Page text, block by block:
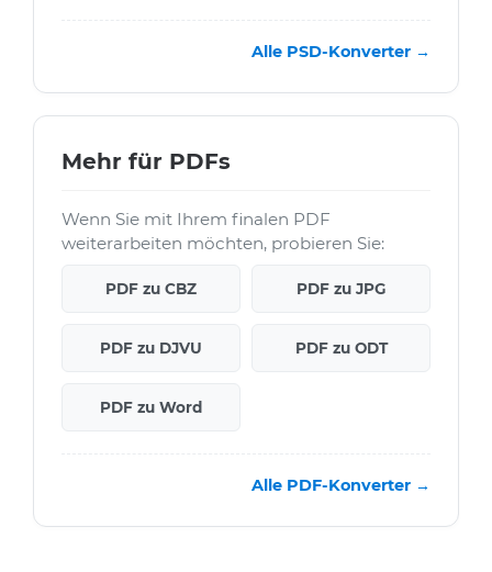
Alle PSD-Konverter →
Mehr für PDFs
Wenn Sie mit Ihrem finalen PDF
weiterarbeiten möchten, probieren Sie:
PDF zu CBZ PDF zu JPG
PDF zu DJVU PDF zu ODT
PDF zu Word
Alle PDF-Konverter →